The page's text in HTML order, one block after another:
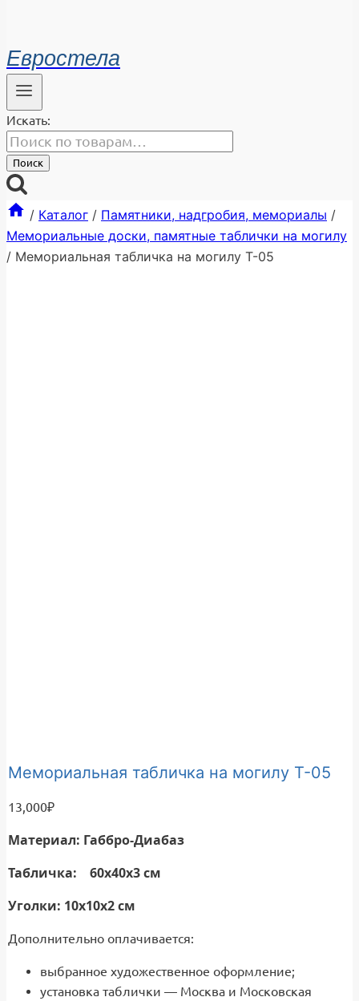
Евростела
Искать:
Поиск
/ Каталог / Памятники, надгробия, мемориалы /
Мемориальные доски, памятные таблички на могилу
/ Мемориальная табличка на могилу Т-05
Мемориальная табличка на могилу Т-05
13,000₽
Материал: Габбро-Диабаз
Табличка: 60х40х3 см
Уголки: 10х10х2 см
Дополнительно оплачивается:
выбранное художественное оформление;
установка таблички — Москва и Московская